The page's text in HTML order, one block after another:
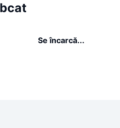
Se încarcă...